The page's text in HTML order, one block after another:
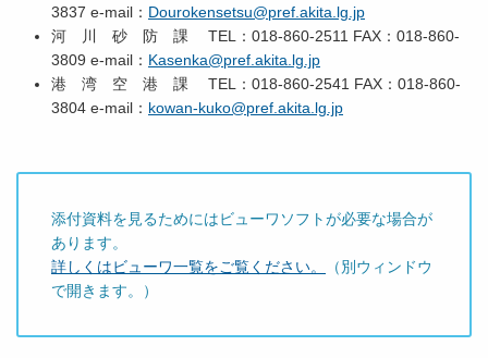
3837 e-mail： Dourokensetsu@pref.akita.lg.jp
河 川 砂 防 課 TEL：018-860-2511 FAX：018-860-
3809 e-mail： Kasenka@pref.akita.lg.jp
港 湾 空 港 課 TEL：018-860-2541 FAX：018-860-
3804 e-mail： kowan-kuko@pref.akita.lg.jp
添付資料を見るためにはビューワソフトが必要な場合が
あります。
詳しくはビューワ一覧をご覧ください。
（別ウィンドウ
で開きます。）